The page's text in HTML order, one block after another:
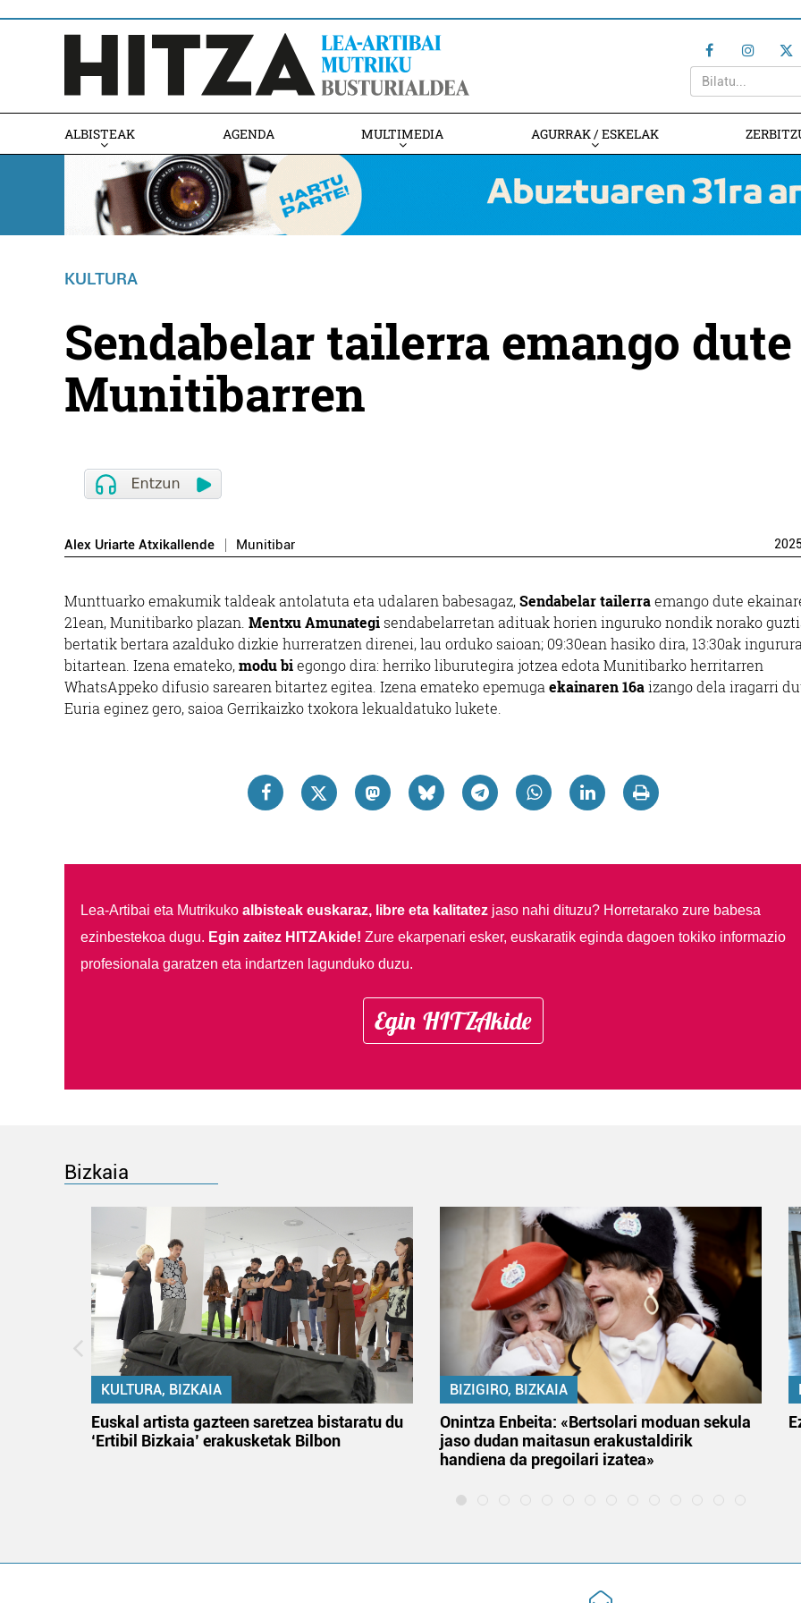
ALBISTEAK AGENDA MULTIMEDIA AGURRAK / ESKELAK
KULTURA
Sendabelar tailerra emango dute
Munitibarren
Alex Uriarte Atxikallende Munitibar 2025
Munttuarko emakumik taldeak antolatuta eta udalaren babesagaz,Sendabelar tailerraemango dute
21ean, Munitibarko plazan. Mentxu Amunategi sendabelarretan adituak horien inguruko nondik norako
bertatik bertara azalduko dizkie hurreratzen direnei, lau orduko saioan; 09:30ean hasiko dira, 13:30ak ingurura
bitartean. Izena emateko,modu biegongo dira: herriko liburutegira jotzea edota Munitibarko herritarren
WhatsAppeko difusio sarearen bitartez egitea. Izena emateko epemuga ekainaren 16aizango dela iragarri
Euria eginez gero, saioa Gerrikaizko txokora lekualdatuko lukete.
Lea-Artibai eta Mutrikuko albisteak euskaraz, libre eta kalitatezjaso nahi dituzu? Horretarako zure babesa
ezinbestekoa dugu. Egin zaitez HITZAkide! Zure ekarpenari esker, euskaratik eginda dagoen tokiko informazio
profesionala garatzen eta indartzen lagunduko duzu.
Egin HITZAkide
Bizkaia
KULTURA, BIZKAIA
Euskal artista gazteen saretzea bistaratu du
‘Ertibil Bizkaia’ erakusketak Bilbon
BIZIGIRO, BIZKAIA
Onintza Enbeita: «Bertsolari moduan sekula
jaso dudan maitasun erakustaldirik
handiena da pregoilari izatea»